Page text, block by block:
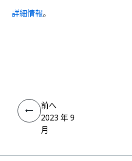
詳細情報。
前へ
2023 年 9
月